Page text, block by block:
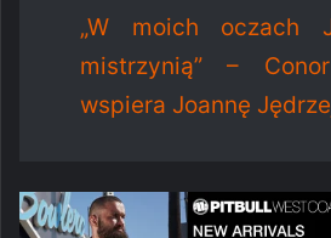
„W moich oczach
mistrzynią” –
wspiera Joannę